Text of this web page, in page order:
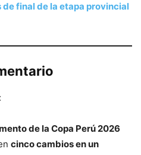
final de la etapa provincial
de la Copa Perú 2026
cinco cambios en un